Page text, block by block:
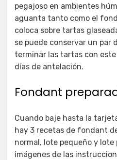
pegajoso en ambientes
aguanta tanto como el
coloca sobre tartas
se puede conservar un par
terminar las tartas con
días de antelación.
Fondant
Cuando baje hasta la
hay 3 recetas de fondant
normal, lote pequeño y lote
imágenes de las